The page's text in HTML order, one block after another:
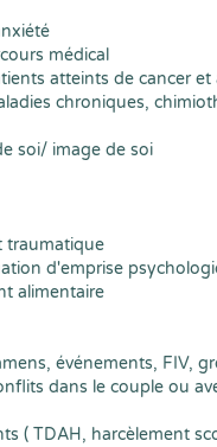
médical
atteints de cancer
chroniques,
soi/ image de soi
traumatique
d'emprise
alimentaire
événements, FIV,
dans le couple ou
( TDAH, harcèlement